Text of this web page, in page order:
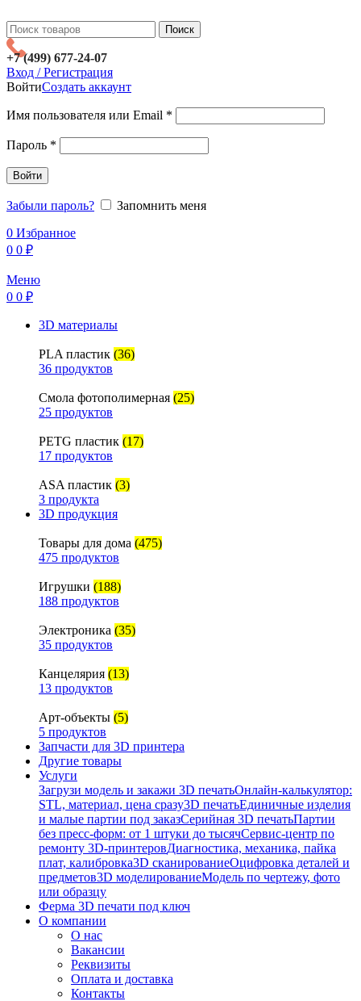
Поиск
+7 (499) 677-24-07
Вход / Регистрация
ВойтиСоздать аккаунт
Имя пользователя или Email *
Пароль *
Войти
Забыли пароль?
Запомнить меня
0 Избранное
0 0 ₽
Меню
0 0 ₽
3D материалы
PLA пластик (36)
36 продуктов
Смола фотополимерная (25)
25 продуктов
PETG пластик (17)
17 продуктов
ASA пластик (3)
3 продукта
3D продукция
Товары для дома (475)
475 продуктов
Игрушки (188)
188 продуктов
Электроника (35)
35 продуктов
Канцелярия (13)
13 продуктов
Арт-объекты (5)
5 продуктов
Запчасти для 3D принтера
Другие товары
Услуги
Загрузи модель и закажи 3D печатьОнлайн-калькулятор:
STL, материал, цена сразу3D печатьЕдиничные изделия
и малые партии под заказСерийная 3D печатьПартии
без пресс-форм: от 1 штуки до тысячСервис-центр по
ремонту 3D-принтеровДиагностика, механика, пайка
плат, калибровка3D сканированиеОцифровка деталей и
предметов3D моделированиеМодель по чертежу, фото
или образцу
Ферма 3D печати под ключ
О компании
О нас
Вакансии
Реквизиты
Оплата и доставка
Контакты